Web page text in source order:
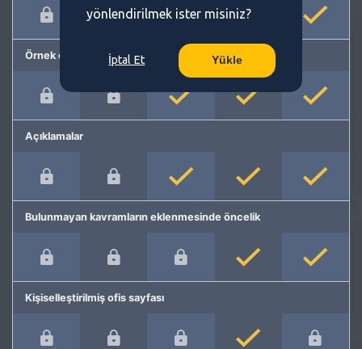
Örnek cümleler
Açıklamalar
Bulunmayan kavramların eklenmesinde öncelik
Kişiselleştirilmiş ofis sayfası
yönlendirilmek ister misiniz?
İptal Et Yükle